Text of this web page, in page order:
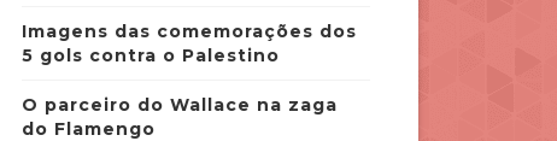
Imagens das comemorações dos
5 gols contra o Palestino
O parceiro do Wallace na zaga
do Flamengo